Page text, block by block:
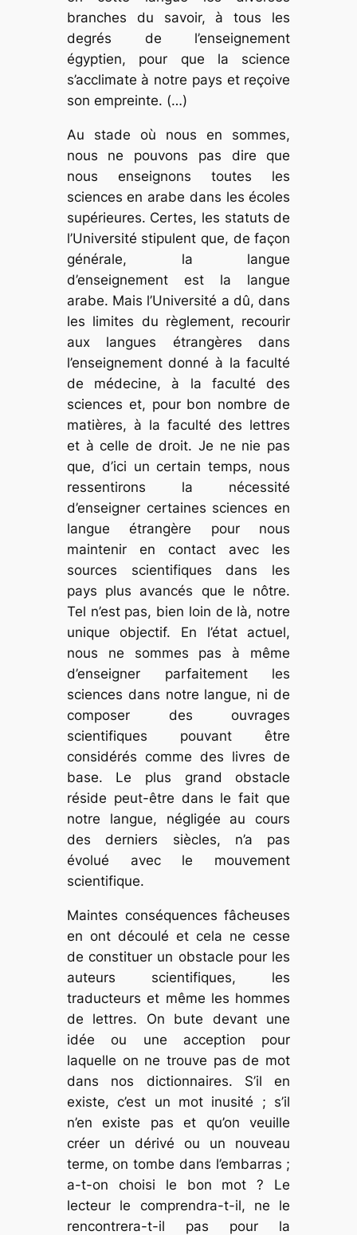
branches du savoir, à tous les
degrés de l’enseignement
égyptien, pour que la science
s’acclimate à notre pays et reçoive
son empreinte. (…)
Au stade où nous en sommes,
nous ne pouvons pas dire que
nous enseignons toutes les
sciences en arabe dans les écoles
supérieures. Certes, les statuts de
l’Université stipulent que, de façon
générale, la langue
d’enseignement est la langue
arabe. Mais l’Université a dû, dans
les limites du règlement, recourir
aux langues étrangères dans
l’enseignement donné à la faculté
de médecine, à la faculté des
sciences et, pour bon nombre de
matières, à la faculté des lettres
et à celle de droit. Je ne nie pas
que, d’ici un certain temps, nous
ressentirons la nécessité
d’enseigner certaines sciences en
langue étrangère pour nous
maintenir en contact avec les
sources scientifiques dans les
pays plus avancés que le nôtre.
Tel n’est pas, bien loin de là, notre
unique objectif. En l’état actuel,
nous ne sommes pas à même
d’enseigner parfaitement les
sciences dans notre langue, ni de
composer des ouvrages
scientifiques pouvant être
considérés comme des livres de
base. Le plus grand obstacle
réside peut-être dans le fait que
notre langue, négligée au cours
des derniers siècles, n’a pas
évolué avec le mouvement
scientifique.
Maintes conséquences fâcheuses
en ont découlé et cela ne cesse
de constituer un obstacle pour les
auteurs scientifiques, les
traducteurs et même les hommes
de lettres. On bute devant une
idée ou une acception pour
laquelle on ne trouve pas de mot
dans nos dictionnaires. S’il en
existe, c’est un mot inusité ; s’il
n’en existe pas et qu’on veuille
créer un dérivé ou un nouveau
terme, on tombe dans l’embarras ;
a-t-on choisi le bon mot ? Le
lecteur le comprendra-t-il, ne le
rencontrera-t-il pas pour la